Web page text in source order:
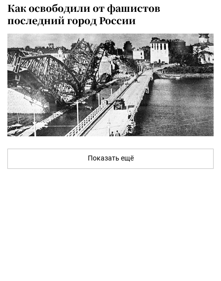
Как освободили от фашистов
последний город России
Показать ещё